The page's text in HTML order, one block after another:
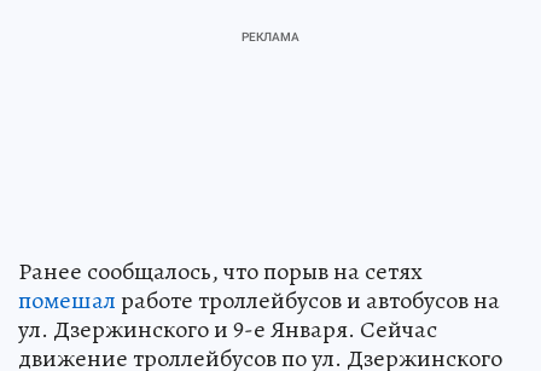
Ранее сообщалось, что порыв на сетях
помешалработе троллейбусов и автобусов на
ул. Дзержинского и 9-е Января. Сейчас
движение троллейбусов по ул. Дзержинского